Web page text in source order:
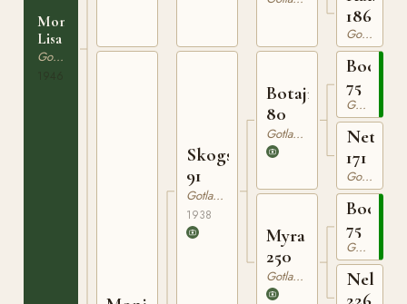
Mona-
Lisa
Gotlandsruss
Skogspysen
91
Gotlandsruss
1938
Botajr
80
Gotlandsruss
Myra
250
Gotlandsruss
186
Gotlandsruss
Bocack
75
Gotlandsruss
Netta
171
Gotlandsruss
Bocack
75
Gotlandsruss
Nella